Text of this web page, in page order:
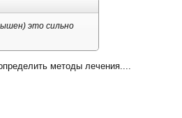
это сильно
методы лечения....